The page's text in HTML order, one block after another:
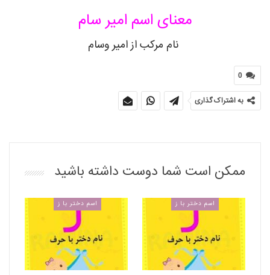
معنای اسم امیر سام
نام مرکب از امیر وسام
0
به اشتراک گذاری
ممکن است شما دوست داشته باشید
اسم دختر با ز اسم دختر با ز